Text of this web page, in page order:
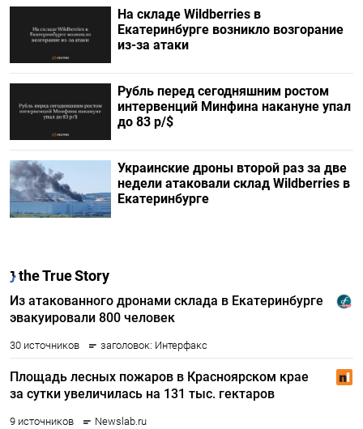
На складе Wildberries в
Екатеринбурге возникло возгорание
из-за атаки
Рубль перед сегодняшним ростом
интервенций Минфина накануне упал
до 83 р/$
Украинские дроны второй раз за две
недели атаковали склад Wildberries в
Екатеринбурге